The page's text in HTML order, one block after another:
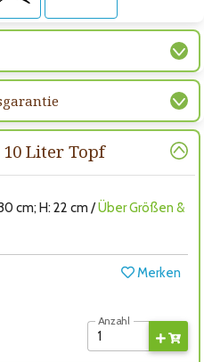
Liter Topf
cm; H: 22 cm /Über Größen &
Merken
Anzahl